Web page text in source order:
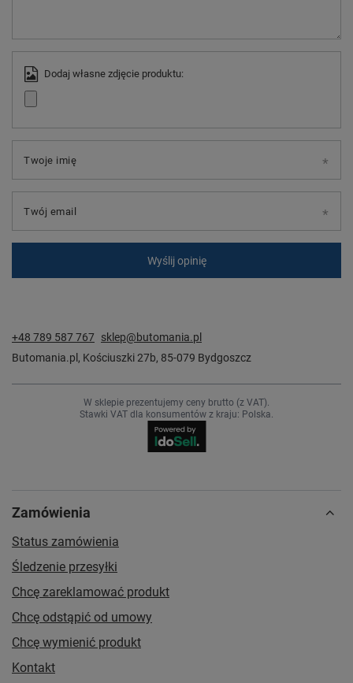
Dodaj własne zdjęcie produktu:
Twoje imię
Twój email
Wyślij opinię
+48 789 587 767 sklep@butomania.pl
Butomania.pl , Kościuszki 27b, 85-079 Bydgoszcz
W sklepie prezentujemy ceny brutto (z VAT).
Stawki VAT dla konsumentów z kraju: Polska.
Zamówienia
Status zamówienia
Śledzenie przesyłki
Chcę zareklamować produkt
Chcę odstąpić od umowy
Chcę wymienić produkt
Kontakt